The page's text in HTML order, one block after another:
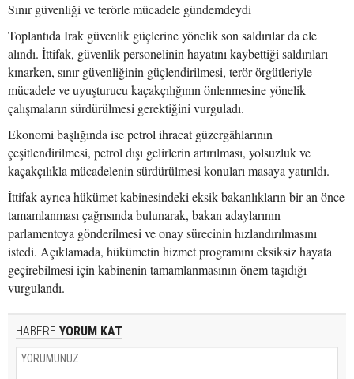
Sınır güvenliği ve terörle mücadele gündemdeydi
Toplantıda Irak güvenlik güçlerine yönelik son saldırılar da ele
alındı. İttifak, güvenlik personelinin hayatını kaybettiği saldırıları
kınarken, sınır güvenliğinin güçlendirilmesi, terör örgütleriyle
mücadele ve uyuşturucu kaçakçılığının önlenmesine yönelik
çalışmaların sürdürülmesi gerektiğini vurguladı.
Ekonomi başlığında ise petrol ihracat güzergâhlarının
çeşitlendirilmesi, petrol dışı gelirlerin artırılması, yolsuzluk ve
kaçakçılıkla mücadelenin sürdürülmesi konuları masaya yatırıldı.
İttifak ayrıca hükümet kabinesindeki eksik bakanlıkların bir an önce
tamamlanması çağrısında bulunarak, bakan adaylarının
parlamentoya gönderilmesi ve onay sürecinin hızlandırılmasını
istedi. Açıklamada, hükümetin hizmet programını eksiksiz hayata
geçirebilmesi için kabinenin tamamlanmasının önem taşıdığı
vurgulandı.
HABERE YORUM KAT